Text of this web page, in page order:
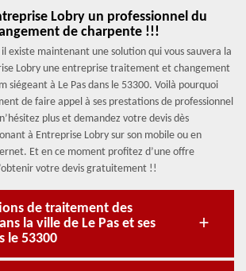
Lobry un professionnel du
de charpente !!!
existe maintenant une solution qui vous sauvera la
Lobry une entreprise traitement et changement
siégeant à Le Pas dans le 53300. Voilà pourquoi
de faire appel à ses prestations de professionnel
plus et demandez votre devis dès
à Entreprise Lobry sur son mobile ou en
Et en ce moment profitez d’une offre
votre devis gratuitement !!
de traitement des
la ville de Le Pas et ses
le 53300